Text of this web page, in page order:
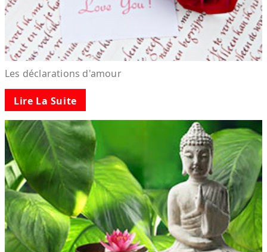
Les déclarations d'amour
Lire La Suite